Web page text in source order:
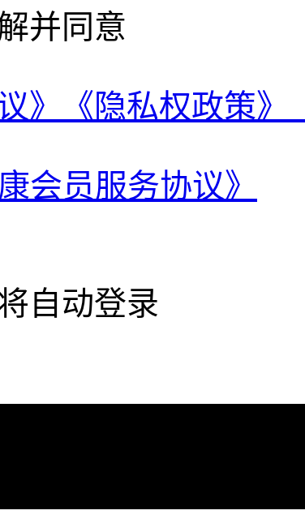
并同意
》 《隐私权政策》
会员服务协议》
自动登录